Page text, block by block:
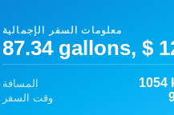
معلومات السفر الإجمالية
87.34 gallons, $
المسافة 1054
وقت السفر